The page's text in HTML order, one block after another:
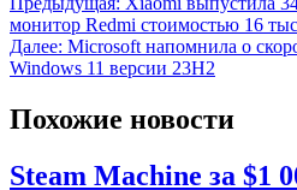
монитор Redmi стоимостью 16
Далее: Microsoft напомнила о
Windows 11 версии 23H2
Похожие новости
Steam Machine за $1